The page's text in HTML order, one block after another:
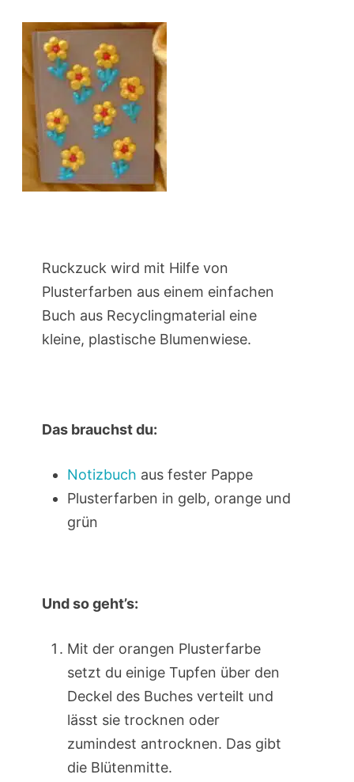
Ruckzuck wird mit Hilfe von
Plusterfarben aus einem einfachen
Buch aus Recyclingmaterial eine
kleine, plastische Blumenwiese.
Das brauchst du:
Notizbuch aus fester Pappe
Plusterfarben in gelb, orange und
grün
Und so geht’s:
Mit der orangen Plusterfarbe
setzt du einige Tupfen über den
Deckel des Buches verteilt und
lässt sie trocknen oder
zumindest antrocknen. Das gibt
die Blütenmitte.